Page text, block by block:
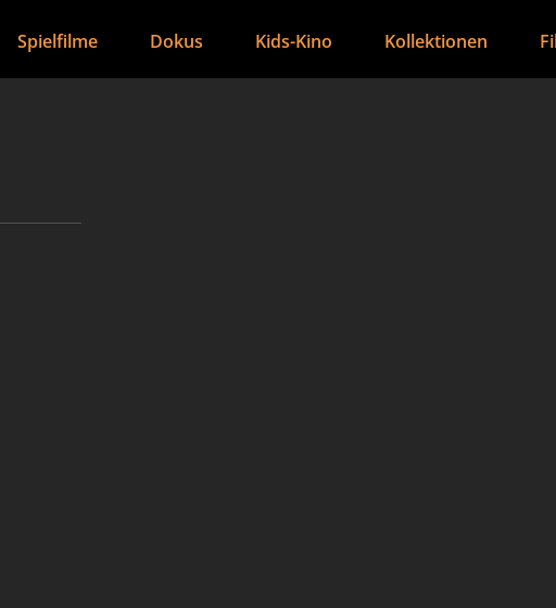
Spielfilme Dokus Kids-Kino Kollektionen